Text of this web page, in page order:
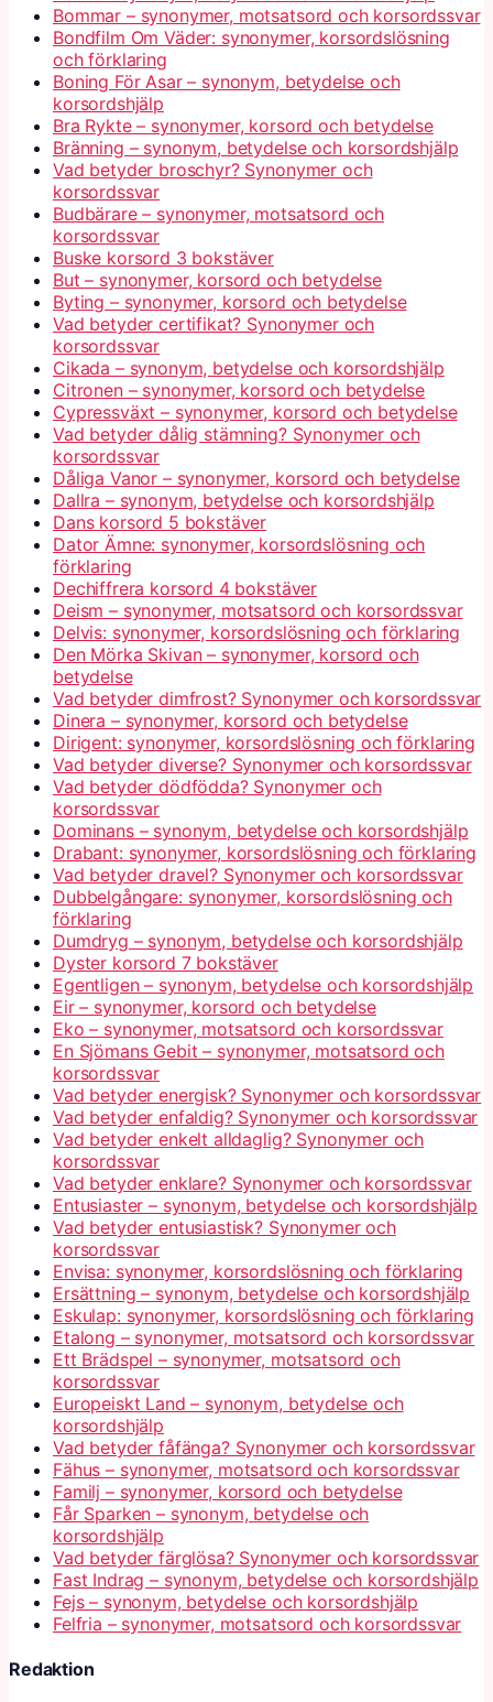
Bommar – synonymer, motsatsord och korsordssvar
Bondfilm Om Väder: synonymer, korsordslösning
och förklaring
Boning För Asar – synonym, betydelse och
korsordshjälp
Bra Rykte – synonymer, korsord och betydelse
Bränning – synonym, betydelse och korsordshjälp
Vad betyder broschyr? Synonymer och
korsordssvar
Budbärare – synonymer, motsatsord och
korsordssvar
Buske korsord 3 bokstäver
But – synonymer, korsord och betydelse
Byting – synonymer, korsord och betydelse
Vad betyder certifikat? Synonymer och
korsordssvar
Cikada – synonym, betydelse och korsordshjälp
Citronen – synonymer, korsord och betydelse
Cypressväxt – synonymer, korsord och betydelse
Vad betyder dålig stämning? Synonymer och
korsordssvar
Dåliga Vanor – synonymer, korsord och betydelse
Dallra – synonym, betydelse och korsordshjälp
Dans korsord 5 bokstäver
Dator Ämne: synonymer, korsordslösning och
förklaring
Dechiffrera korsord 4 bokstäver
Deism – synonymer, motsatsord och korsordssvar
Delvis: synonymer, korsordslösning och förklaring
Den Mörka Skivan – synonymer, korsord och
betydelse
Vad betyder dimfrost? Synonymer och korsordssvar
Dinera – synonymer, korsord och betydelse
Dirigent: synonymer, korsordslösning och förklaring
Vad betyder diverse? Synonymer och korsordssvar
Vad betyder dödfödda? Synonymer och
korsordssvar
Dominans – synonym, betydelse och korsordshjälp
Drabant: synonymer, korsordslösning och förklaring
Vad betyder dravel? Synonymer och korsordssvar
Dubbelgångare: synonymer, korsordslösning och
förklaring
Dumdryg – synonym, betydelse och korsordshjälp
Dyster korsord 7 bokstäver
Egentligen – synonym, betydelse och korsordshjälp
Eir – synonymer, korsord och betydelse
Eko – synonymer, motsatsord och korsordssvar
En Sjömans Gebit – synonymer, motsatsord och
korsordssvar
Vad betyder energisk? Synonymer och korsordssvar
Vad betyder enfaldig? Synonymer och korsordssvar
Vad betyder enkelt alldaglig? Synonymer och
korsordssvar
Vad betyder enklare? Synonymer och korsordssvar
Entusiaster – synonym, betydelse och korsordshjälp
Vad betyder entusiastisk? Synonymer och
korsordssvar
Envisa: synonymer, korsordslösning och förklaring
Ersättning – synonym, betydelse och korsordshjälp
Eskulap: synonymer, korsordslösning och förklaring
Etalong – synonymer, motsatsord och korsordssvar
Ett Brädspel – synonymer, motsatsord och
korsordssvar
Europeiskt Land – synonym, betydelse och
korsordshjälp
Vad betyder fåfänga? Synonymer och korsordssvar
Fähus – synonymer, motsatsord och korsordssvar
Familj – synonymer, korsord och betydelse
Får Sparken – synonym, betydelse och
korsordshjälp
Vad betyder färglösa? Synonymer och korsordssvar
Fast Indrag – synonym, betydelse och korsordshjälp
Fejs – synonym, betydelse och korsordshjälp
Felfria – synonymer, motsatsord och korsordssvar
Redaktion